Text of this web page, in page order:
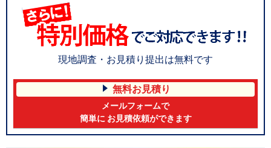
現地調査・お見積り提出は無料です
無料お見積り
メールフォームで
簡単に お見積依頼ができます